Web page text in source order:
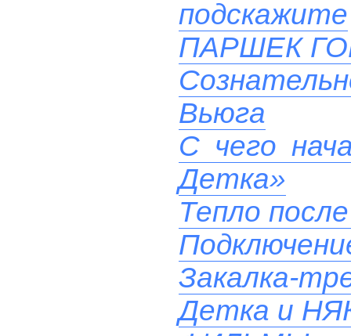
подскажите
ПАРШЕК
Вьюга
С чего
Детка»
Тепло
Закалка-
Детка и